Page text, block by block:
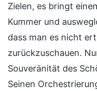
Zielen, es bringt
Kummer und
dass man es nicht
zurückzuschauen.
Souveränität des
Seinen